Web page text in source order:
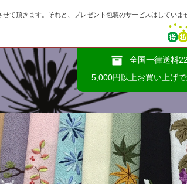
て頂きます。それと、プレゼント包装のサービスはしていま
全国一律送料
5,000円以上お買い上げ